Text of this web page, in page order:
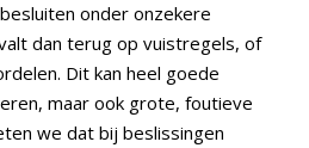
onder onzekere
dan terug op vuistregels, of
Dit kan heel goede
maar ook grote, foutieve
we dat bij beslissingen